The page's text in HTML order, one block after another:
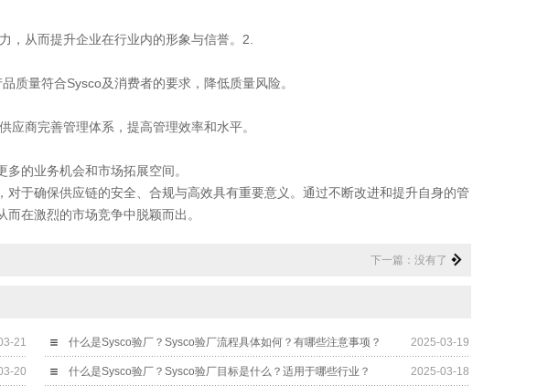
从而提升企业在行业内的形象与信誉。2.
量符合Sysco及消费者的要求，降低质量风险。
商完善管理体系，提高管理效率和水平。
的业务机会和市场拓展空间。
确保供应链的安全、合规与高效具有重要意义。通过不断改进和提升自身的管
在激烈的市场竞争中脱颖而出。
下一篇：没有了
21 什么是Sysco验厂？Sysco验厂流程具体如何？有哪些注意事项？ 2025-03-19
20 什么是Sysco验厂？Sysco验厂目标是什么？适用于哪些行业？ 2025-03-18